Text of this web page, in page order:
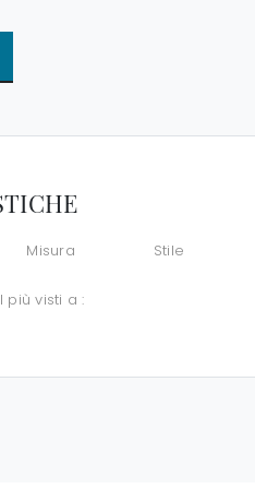
Misura Stile
I più visti a :